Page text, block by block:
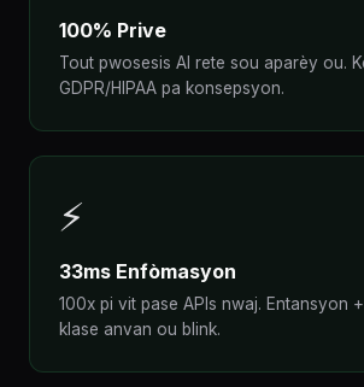
100% Prive
Tout pwosesis AI rete sou aparèy ou.
GDPR/HIPAA pa konsepsyon.
⚡
33ms Enfòmasyon
100x pi vit pase APIs nwaj. Entansyon
klase anvan ou blink.